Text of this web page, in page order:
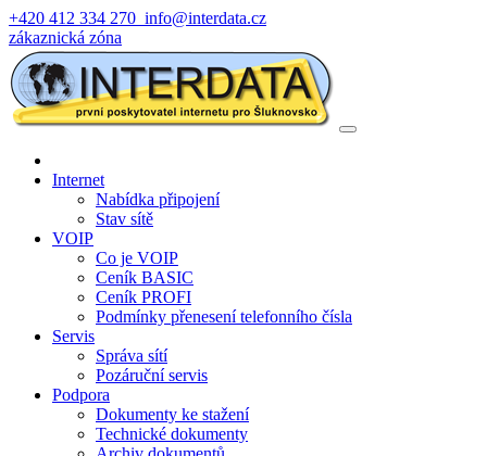
+420 412 334 270 info@interdata.cz
zákaznická zóna
Internet
Nabídka připojení
Stav sítě
VOIP
Co je VOIP
Ceník BASIC
Ceník PROFI
Podmínky přenesení telefonního čísla
Servis
Správa sítí
Pozáruční servis
Podpora
Dokumenty ke stažení
Technické dokumenty